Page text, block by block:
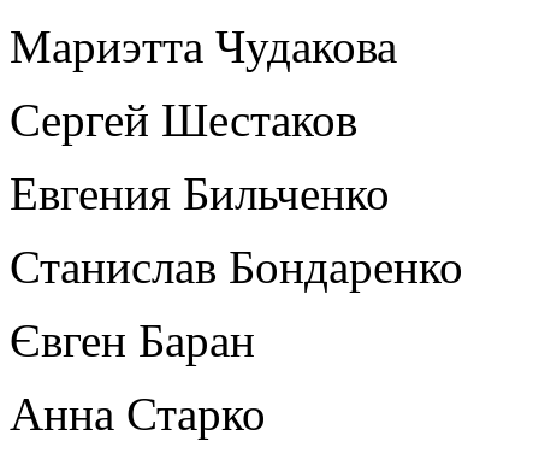
Мариэтта Чудакова
Сергей Шестаков
Евгения Бильченко
Станислав Бондаренко
Євген Баран
Анна Старко